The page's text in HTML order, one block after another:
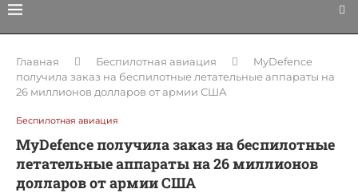
Главная Беспилотная авиация
MyDefence
получила заказ на беспилотные летательные аппараты на
26 миллионов долларов от армии США
Беспилотная авиация
MyDefence получила заказ на беспилотные
летательные аппараты на 26 миллионов
долларов от армии США